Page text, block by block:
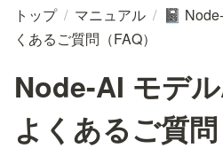
トップ / マニュアル / 📓
くあるご質問（FAQ）
Node-AI モデ
よくあるご質問